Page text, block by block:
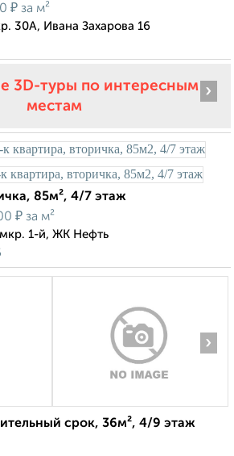
₽ за м²
30А, Ивана Захарова 16
3D-туры по интересным
местам
›
85м², 4/7 этаж
₽ за м²
1-й, ЖК Нефть
›
срок, 36м², 4/9 этаж